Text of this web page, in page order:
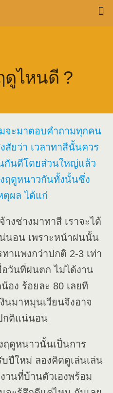
ดูไหนดี ?
จะมาตอบคำถามทุกคน
ยว่า เวลาทาสีนั้นควร
กันดีโดยส่วนใหญ่แล้ว
ฤดูหนาวกันทั้งนั้นซึ่ง
ตุผล ได้แก่
างช่างมาทาสี เราจะได้
นอน เพราะหน้าฝนนั้น
าแพงกว่าปกติ 2-3 เท่า
อวันที่ฝนตก ไม่ได้งาน
อง ร้อยละ 80 เลยที
นมาหมุนเวียนจึงอาจ
กติแน่นอน
ฤดูหนาวนั้นเป็นการ
ปีใหม่ ลองคิดดูเล่นเล่น
านที่บ้านตัวเองพร้อม